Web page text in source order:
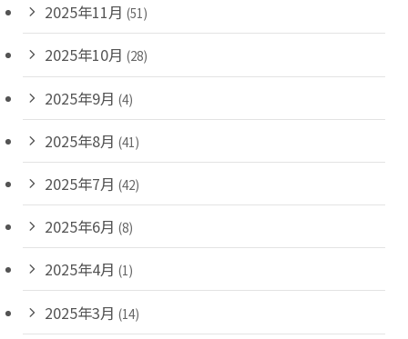
2025年11月 (51)
2025年10月 (28)
2025年9月 (4)
2025年8月 (41)
2025年7月 (42)
2025年6月 (8)
2025年4月 (1)
2025年3月 (14)